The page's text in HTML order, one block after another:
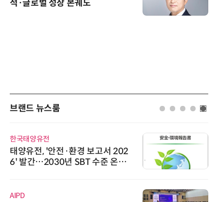
적·글로벌 성장 본궤도
브랜드 뉴스룸
한국태양유전
태양유전, '안전·환경 보고서 202
6' 발간…2030년 SBT 수준 온실
AIPD